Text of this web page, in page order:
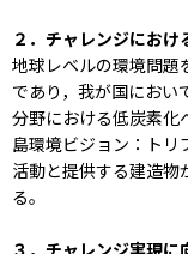
２．チャレンジにおけ
地球レベルの環境問題
であり，我が国におい
分野における低炭素化
島環境ビジョン：ト
活動と提供する建造物
る。